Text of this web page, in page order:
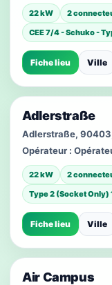
22 kW
2
CEE 7/4 - Schuko -
Fiche lieu Ville
Adlerstraße
Adlerstraße,
Opérateur :
22 kW
2
Type 2 (Socket Only)
Fiche lieu Ville
Air Campus